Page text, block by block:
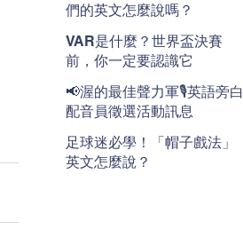
們的英文怎麼說嗎？
VAR是什麼？世界盃決賽
前，你一定要認識它
📢渥的最佳聲力軍🎙️英語旁白
配音員徵選活動訊息
足球迷必學！「帽子戲法」
英文怎麼說？